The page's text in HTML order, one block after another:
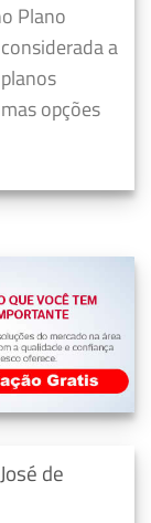
Plano
a
opções
de